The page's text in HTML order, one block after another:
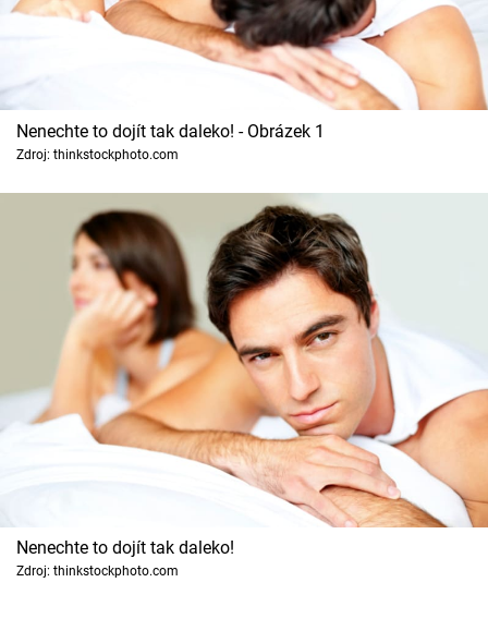
Horoskopy
Sledujte prima+
Filmový festival Karlovy Vary
Pořady
Mámy sobě
Přihlášení
Nenechte to dojít tak daleko! - Obrázek 1
Zdroj: thinkstockphoto.com
Nenechte to dojít tak daleko!
Zdroj: thinkstockphoto.com